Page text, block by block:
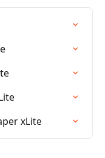
xLite